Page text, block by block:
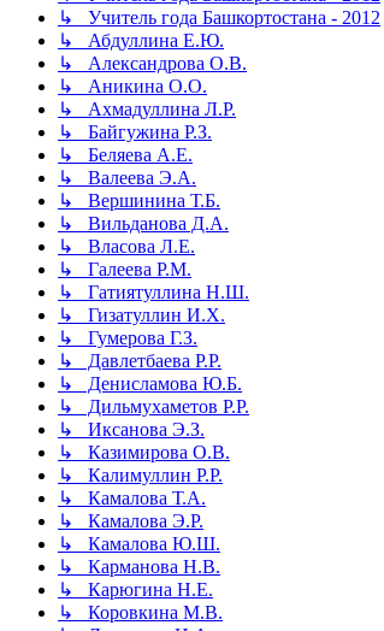
↳ Учитель года Башкортостана - 2012
↳ Абдуллина Е.Ю.
↳ Александрова О.В.
↳ Аникина О.О.
↳ Ахмадуллина Л.Р.
↳ Байгужина Р.З.
↳ Беляева А.Е.
↳ Валеева Э.А.
↳ Вершинина Т.Б.
↳ Вильданова Д.А.
↳ Власова Л.Е.
↳ Галеева Р.М.
↳ Гатиятуллина Н.Ш.
↳ Гизатуллин И.Х.
↳ Гумерова Г.З.
↳ Давлетбаева Р.Р.
↳ Денисламова Ю.Б.
↳ Дильмухаметов Р.Р.
↳ Иксанова Э.З.
↳ Казимирова О.В.
↳ Калимуллин Р.Р.
↳ Камалова Т.А.
↳ Камалова Э.Р.
↳ Камалова Ю.Ш.
↳ Карманова Н.В.
↳ Карюгина Н.Е.
↳ Коровкина М.В.